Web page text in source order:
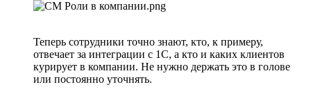
Теперь сотрудники точно знают, кто, к примеру,
отвечает за интеграции с 1С, а кто и каких клиентов
курирует в компании. Не нужно держать это в голове
или постоянно уточнять.